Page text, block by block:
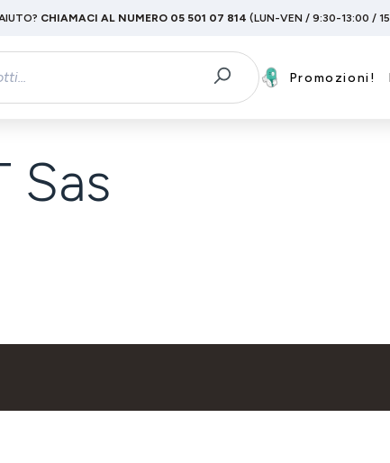
CHIAMACI AL NUMERO 05 501 07 814 (LUN-VEN / 9:30-13:00 /
Promozioni!
Sas